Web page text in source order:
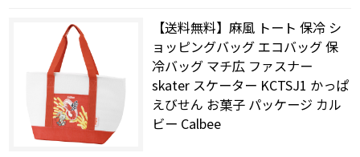
【送料無料】麻風 トート 保冷 シ
ョッピングバッグ エコバッグ 保
冷バッグ マチ広 ファスナー
skater スケーター KCTSJ1 かっぱ
えびせん お菓子 パッケージ カル
ビー Calbee